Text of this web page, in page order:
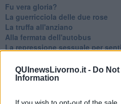
QUInewsLivorno.it - Do
Information
Fu vera gloria?
La guerricciola delle due rose
La truffa all'anziano
Alla fermata dell'autobus
La repressione sessuale per
Foto storica
Esequie solenni
Teste calde